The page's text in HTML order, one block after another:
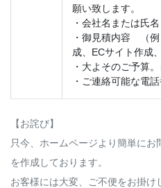
願い致します。
・会社名または氏名
・御見積内容 （
成、ECサイト作成
・大よそのご予算
・ご連絡可能な電
【お詫び】
只今、ホームページより簡単にお
を作成しております。
お客様には大変、ご不便をお掛